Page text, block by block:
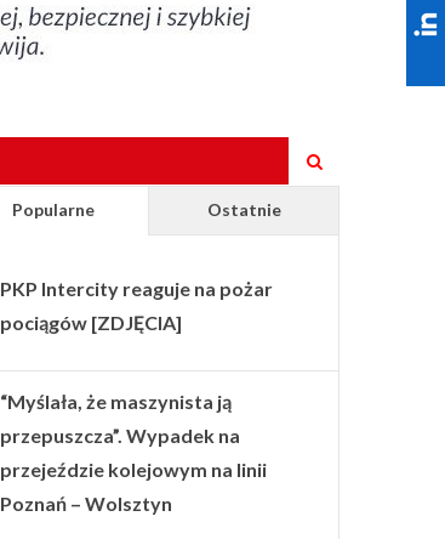
Popularne Ostatnie
PKP Intercity reaguje na pożar
pociągów [ZDJĘCIA]
“Myślała, że maszynista ją
przepuszcza”. Wypadek na
przejeździe kolejowym na linii
Poznań – Wolsztyn